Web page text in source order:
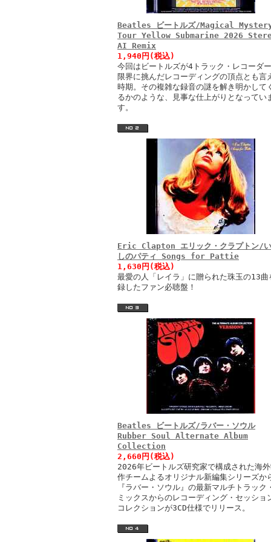
Beatles ビートルズ/Magical
Tour Yellow Submarine 2026
AI Remix
1,940円(税込)
今回はビートルズが4トラック・レコーダ
限界に挑んだレコーディングの頂点とも言
時期。その複雑な録音の謎を解き明かして
るかのような、見事な仕上がりとなってい
す。
Eric Clapton エリック・クラプトン/い
しのパティ Songs for Pattie
1,630円(税込)
最愛の人「レイラ」に贈られた珠玉の13曲
録したファン必聴盤！
Beatles ビートルズ/ラバー・ソウル
Rubber Soul Alternate Album
Collection
2,660円(税込)
2026年ビートルズ研究家で構成された海外
作チームよるオリジナル新編集シリーズか
『ラバー・ソウル』の最新マルチトラック
ミックスからのレコーディング・セッショ
コレクションが3CD仕様でリリース。